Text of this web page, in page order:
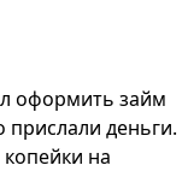
оформить займ
прислали деньги.
на